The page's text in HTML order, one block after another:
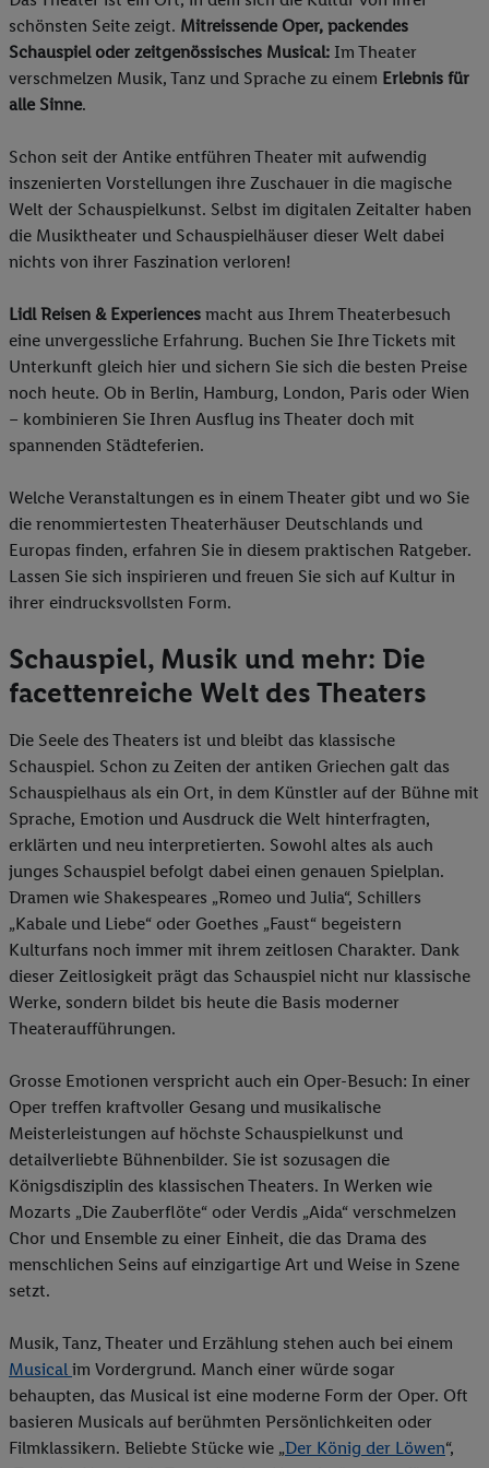
schönsten Seite zeigt. Mitreissende Oper, packendes
Schauspiel oder zeitgenössisches Musical: Im Theater
verschmelzen Musik, Tanz und Sprache zu einem Erlebnis für
alle Sinne.
Schon seit der Antike entführen Theater mit aufwendig
inszenierten Vorstellungen ihre Zuschauer in die magische
Welt der Schauspielkunst. Selbst im digitalen Zeitalter haben
die Musiktheater und Schauspielhäuser dieser Welt dabei
nichts von ihrer Faszination verloren!
Lidl Reisen & Experiences macht aus Ihrem Theaterbesuch
eine unvergessliche Erfahrung. Buchen Sie Ihre Tickets mit
Unterkunft gleich hier und sichern Sie sich die besten Preise
noch heute. Ob in Berlin, Hamburg, London, Paris oder Wien
– kombinieren Sie Ihren Ausflug ins Theater doch mit
spannenden Städteferien.
Welche Veranstaltungen es in einem Theater gibt und wo Sie
die renommiertesten Theaterhäuser Deutschlands und
Europas finden, erfahren Sie in diesem praktischen Ratgeber.
Lassen Sie sich inspirieren und freuen Sie sich auf Kultur in
ihrer eindrucksvollsten Form.
Schauspiel, Musik und mehr: Die
facettenreiche Welt des Theaters
Die Seele des Theaters ist und bleibt das klassische
Schauspiel. Schon zu Zeiten der antiken Griechen galt das
Schauspielhaus als ein Ort, in dem Künstler auf der Bühne mit
Sprache, Emotion und Ausdruck die Welt hinterfragten,
erklärten und neu interpretierten. Sowohl altes als auch
junges Schauspiel befolgt dabei einen genauen Spielplan.
Dramen wie Shakespeares „Romeo und Julia“, Schillers
„Kabale und Liebe“ oder Goethes „Faust“ begeistern
Kulturfans noch immer mit ihrem zeitlosen Charakter. Dank
dieser Zeitlosigkeit prägt das Schauspiel nicht nur klassische
Werke, sondern bildet bis heute die Basis moderner
Theateraufführungen.
Grosse Emotionen verspricht auch ein Oper-Besuch: In einer
Oper treffen kraftvoller Gesang und musikalische
Meisterleistungen auf höchste Schauspielkunst und
detailverliebte Bühnenbilder. Sie ist sozusagen die
Königsdisziplin des klassischen Theaters. In Werken wie
Mozarts „Die Zauberflöte“ oder Verdis „Aida“ verschmelzen
Chor und Ensemble zu einer Einheit, die das Drama des
menschlichen Seins auf einzigartige Art und Weise in Szene
setzt.
Musik, Tanz, Theater und Erzählung stehen auch bei einem
Musical im Vordergrund. Manch einer würde sogar
behaupten, das Musical ist eine moderne Form der Oper. Oft
basieren Musicals auf berühmten Persönlichkeiten oder
Filmklassikern. Beliebte Stücke wie „Der König der Löwen“,